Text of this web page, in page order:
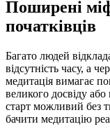
Поширені
початківців
Багато людей
відсутність часу, а
медитація вимагає
великого досвіду
старт можливий без
бачити медитацію